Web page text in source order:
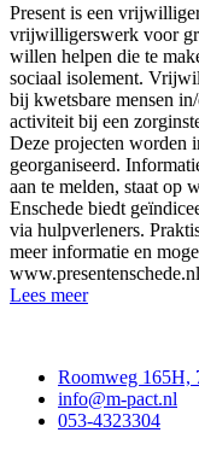
Present is een
vrijwilligerswerk voor
willen helpen die te
sociaal isolement.
bij kwetsbare mensen
activiteit bij een
Deze projecten worden
georganiseerd.
aan te melden, staat op
Enschede biedt
via hulpverleners.
meer informatie en
www.presentenschede.nl
Lees meer
Roomweg 165H,
info@m-pact.nl
053-4323304